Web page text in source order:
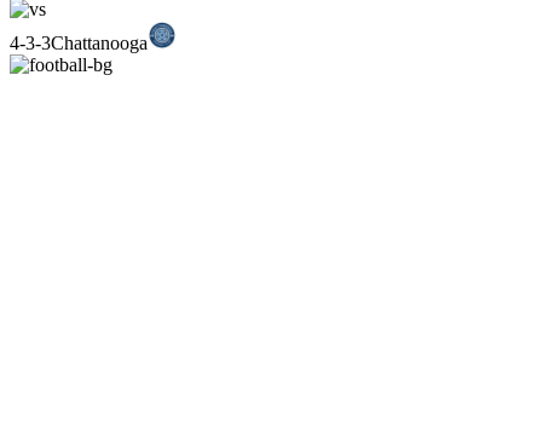
4-3-3Chattanooga